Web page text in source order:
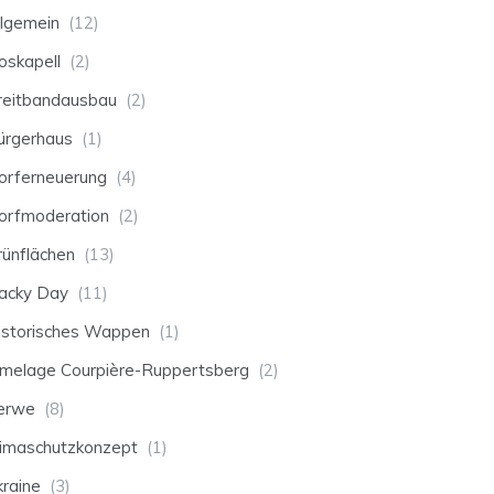
(12)
(2)
(2)
(1)
(4)
(2)
(13)
Day (11)
Wappen (1)
Courpière-Ruppertsberg (2)
(8)
(1)
(3)